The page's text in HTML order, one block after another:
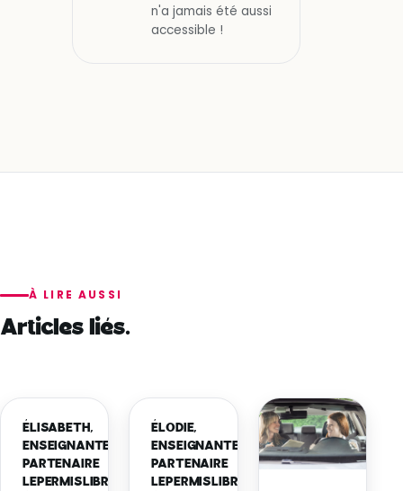
n'a jamais été aussi
accessible !
À LIRE AUSSI
Articles liés.
ÉLISABETH,
ENSEIGNANTE
PARTENAIRE
LEPERMISLIBRE
ÉLODIE,
ENSEIGNANTE
PARTENAIRE
LEPERMISLIBRE